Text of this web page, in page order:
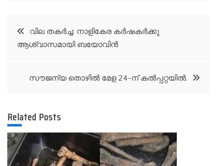
Post
navigation
വില തകർച്ച: നാളികേര കർഷകർക്കു
ആശ്വാസമായി ബയോവിൻ
സൗജന്യ തൊഴിൽ മേള 24-ന് കൽപ്പറ്റയിൽ.
Related Posts